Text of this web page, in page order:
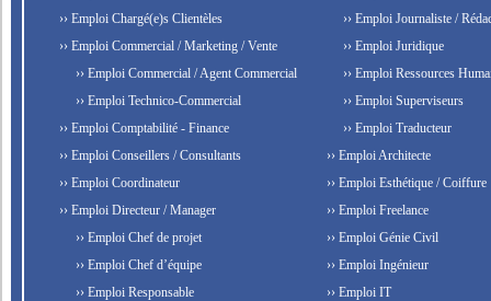
›› Emploi Chargé(e)s Clientèles
›› Emploi Commercial / Marketing / Vente
›› Emploi Commercial / Agent Commercial
›› Emploi Technico-Commercial
›› Emploi Comptabilité - Finance
›› Emploi Conseillers / Consultants
›› Emploi Coordinateur
›› Emploi Directeur / Manager
›› Emploi Chef de projet
›› Emploi Chef d’équipe
›› Emploi Responsable
›› Emploi Journaliste /
›› Emploi Juridique
›› Emploi Ressources
›› Emploi Superviseurs
›› Emploi Traducteur
›› Emploi Architecte
›› Emploi Esthétique / Coiffure
›› Emploi Freelance
›› Emploi Génie Civil
›› Emploi Ingénieur
›› Emploi IT